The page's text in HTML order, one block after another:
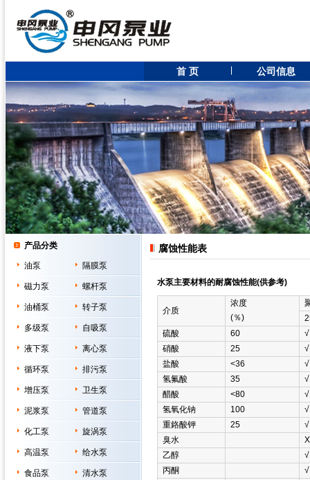
首 页 公司信息
产品分类
油泵 隔膜泵
磁力泵 螺杆泵
油桶泵 转子泵
多级泵 自吸泵
液下泵 离心泵
循环泵 排污泵
增压泵 卫生泵
泥浆泵 管道泵
化工泵 旋涡泵
高温泵 给水泵
食品泵 清水泵
腐蚀性能表
水泵主要材料的耐腐蚀性能(供参考)
介质
浓度
(％)
硫酸
60
√
硝酸
25
√
盐酸
<36
√
氢氟酸
35
√
醋酸
<80
√
氢氧化钠
100
√
重鉻酸钾
25
√
臭水
Χ
乙醇
√
丙酮
√